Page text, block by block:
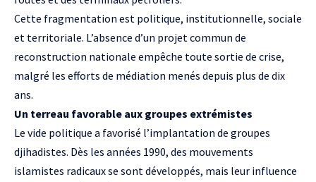
Cette fragmentation est politique, institutionnelle, sociale
et territoriale. L’absence d’un projet commun de
reconstruction nationale empêche toute sortie de crise,
malgré les efforts de médiation menés depuis plus de dix
ans.
Un terreau favorable aux groupes extrémistes
Le vide politique a favorisé l’implantation de groupes
djihadistes. Dès les années 1990, des mouvements
islamistes radicaux se sont développés, mais leur influence